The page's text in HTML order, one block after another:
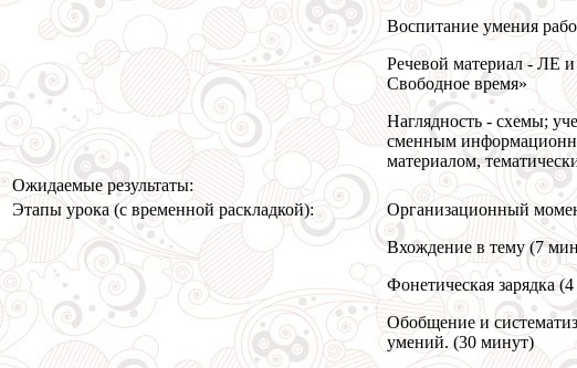
Воспитание умения
Речевой материал - ЛЕ
Свободное время»
Наглядность - схемы;
сменным
материалом,
Ожидаемые результаты:
Этапы урока (с временной раскладкой):
Организационный
Вхождение в тему (7
Фонетическая зарядка
Обобщение и
умений. (30 минут)